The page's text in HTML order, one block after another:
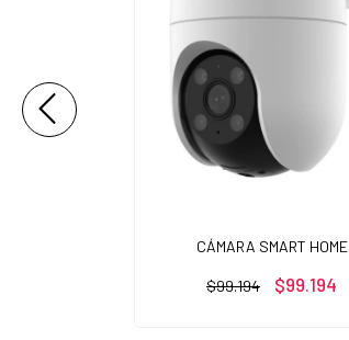
CÁMARA SMART HOME
$99.194 $99.194